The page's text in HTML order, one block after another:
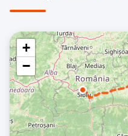
+
−